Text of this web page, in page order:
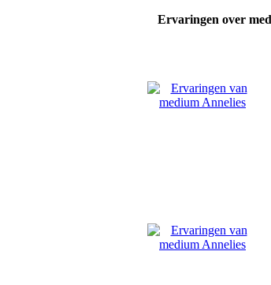
Ervaringen over